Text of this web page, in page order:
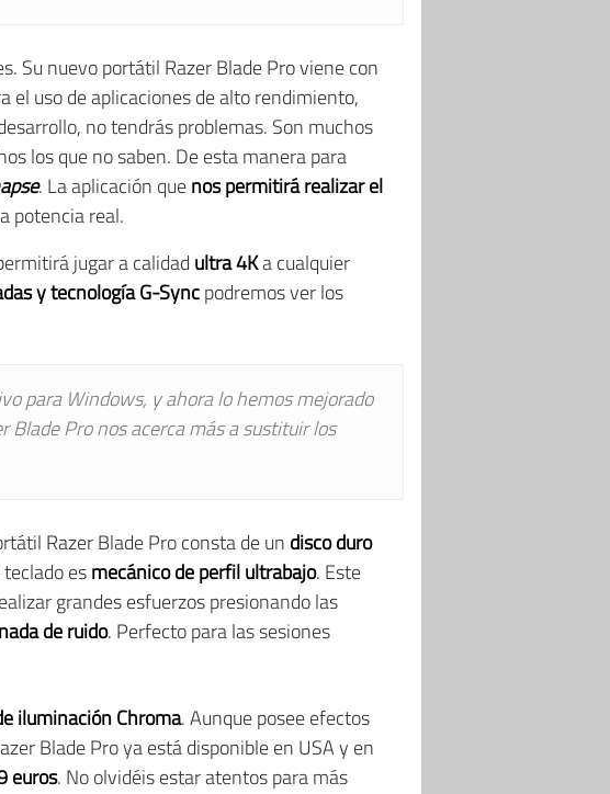
Su nuevo portátil Razer Blade Pro viene con
el uso de aplicaciones de alto rendimiento,
no tendrás problemas. Son muchos
los que no saben. De esta manera para
. La aplicación quenos permitirá realizar el
potencia real.
jugar a calidad ultra 4Ka cualquier
y tecnología G-Syncpodremos ver los
para Windows, y ahora lo hemos mejorado
Blade Pro nos acerca más a sustituir los
Razer Blade Pro consta de un disco duro
teclado esmecánico de perfil ultrabajo. Este
grandes esfuerzos presionando las
de ruido. Perfecto para las sesiones
iluminación Chroma. Aunque posee efectos
Blade Pro ya está disponible en USA y en
euros. No olvidéis estar atentos para más